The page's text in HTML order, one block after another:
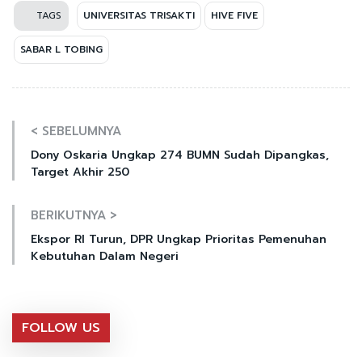
TAGS UNIVERSITAS TRISAKTI HIVE FIVE
SABAR L TOBING
< SEBELUMNYA
Dony Oskaria Ungkap 274 BUMN Sudah Dipangkas,
Target Akhir 250
BERIKUTNYA >
Ekspor RI Turun, DPR Ungkap Prioritas Pemenuhan
Kebutuhan Dalam Negeri
FOLLOW US